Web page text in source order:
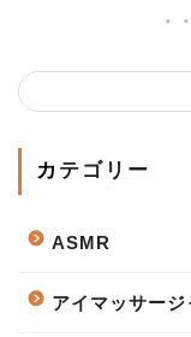
カテゴリー
ASMR
アイマッサージ